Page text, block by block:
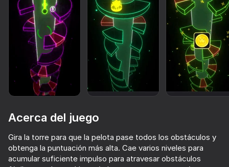
Piano World
74
Music Ball Hop
73
Only Piano
71 63
Acerca del juego
Gira la torre para que la pelota pase todos los obstáculos y
obtenga la puntuación más alta. Cae varios niveles para
acumular suficiente impulso para atravesar obstáculos